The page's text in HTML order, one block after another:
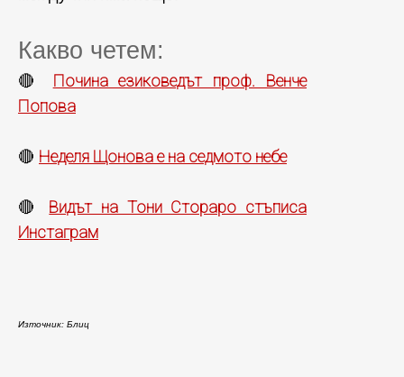
Какво четем:
🔴 Почина езиковедът проф. Венче
Попова
🔴 Неделя Щонова е на седмото небе
🔴 Видът на Тони Стораро стъписа
Инстаграм
Източник: Блиц